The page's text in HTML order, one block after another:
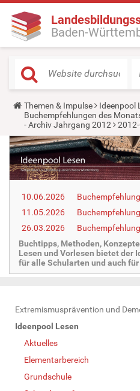
Baden-
Y
o
u
a
r
e
h
e
r
:
Themen & Impulse Ideenpool
Buchempfehlungen des
- Archiv Jahrgang 2012
10.06.2026
11.05.2026
26.03.2026
Buchtipps, Methoden,
Lesen und Vorlesen bietet der
für alle Schularten und auch
N
a
Extremismusprävention und
Ideenpool Lesen
Aktuelles
Elementarbereich
Grundschule